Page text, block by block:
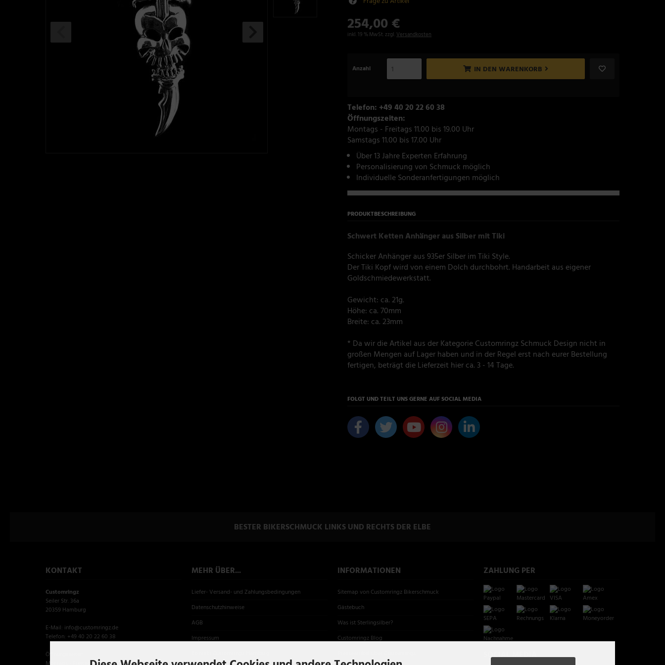
254,00 €
inkl. 19 % MwSt. zzgl. Versandkosten
Anzahl IN DEN WARENKORB
Telefon: +49 40 20 22 60 38
Öffnungszeiten:
Montags - Freitags 11.00 bis 19.00 Uhr
Samstags 11.00 bis 17.00 Uhr
Über 13 Jahre Experten Erfahrung
Personalisierung von Schmuck möglich
Individuelle Sonderanfertigungen möglich
PRODUKTBESCHREIBUNG
Schwert Ketten Anhänger aus Silber mit Tiki
Schicker Anhänger aus 935er Silber im Tiki Style.
Der Tiki Kopf wird von einem Dolch durchbohrt. Handarbeit aus eigener
Goldschmiedewerkstatt.
Gewicht: ca. 21g.
Höhe: ca. 70mm
Breite: ca. 23mm
* Da wir die Artikel aus der Kategorie Customringz Schmuck Design nicht in
großen Mengen auf Lager haben und in der Regel erst nach eurer Bestellung
fertigen, beträgt die Lieferzeit hier ca. 3 - 14 Tage.
FOLGT UND TEILT UNS GERNE AUF SOCIAL MEDIA
BESTER BIKERSCHMUCK LINKS UND RECHTS DER ELBE
KONTAKT
Customringz
Seiler Str. 36a
20359 Hamburg
E-Mail: info@customringz.de
Telefon: +49 40 20 22 60 38
Öffnungszeiten:
MEHR ÜBER...
Liefer- Versand- und Zahlungsbedingungen
Datenschutzhinweise
AGB
Impressum
INFORMATIONEN
Sitemap von Customringz Bikerschmuck
Gästebuch
Was ist Sterlingsilber?
Customringz Blog
ZAHLUNG PER
SOCIAL MEDIA